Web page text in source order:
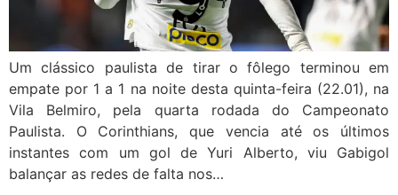
Um clássico paulista de tirar o fôlego terminou em
empate por 1 a 1 na noite desta quinta-feira (22.01), na
Vila Belmiro, pela quarta rodada do Campeonato
Paulista. O Corinthians, que vencia até os últimos
instantes com um gol de Yuri Alberto, viu Gabigol
balançar as redes de falta nos…